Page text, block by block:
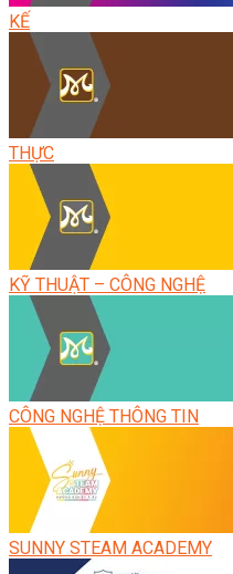
KẾ
THỰC
KỸ THUẬT – CÔNG NGHỆ
CÔNG NGHỆ THÔNG TIN
SUNNY STEAM ACADEMY